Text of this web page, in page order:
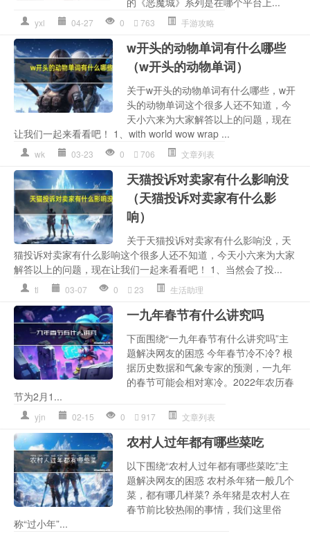
yxl 04-27 0 763 手游攻略
w开头的动物单词有什么哪些
（w开头的动物单词）
关于w开头的动物单词有什么哪些，w开
头的动物单词这个很多人还不知道，今
天小六来为大家解答以上的问题，现在
让我们一起来看看吧！ 1、with world wow wrap ...
wk 03-23 0 706 文章列表
天猫投诉对卖家有什么影响没
（天猫投诉对卖家有什么影
响）
关于天猫投诉对卖家有什么影响没，天
猫投诉对卖家有什么影响这个很多人还不知道，今天小六来为大家
解答以上的问题，现在让我们一起来看看吧！ 1、当然会了投...
tl 03-07 0 23 生活助理
一九年春节有什么讲究吗
下面围绕“一九年春节有什么讲究吗”主
题解决网友的困惑 今年春节冷不冷? 根
据历史数据和气象专家的预测，一九年
的春节可能会相对寒冷。2022年农历春
节为2月1...
yjn 02-15 0 917 文章列表
农村人过年都有哪些菜吃
以下围绕“农村人过年都有哪些菜吃”主
题解决网友的困惑 农村杀年猪一般几个
菜，都有哪几样菜? 杀年猪是农村人在
春节前比较热闹的事情，我们这里俗
称“过小年”...